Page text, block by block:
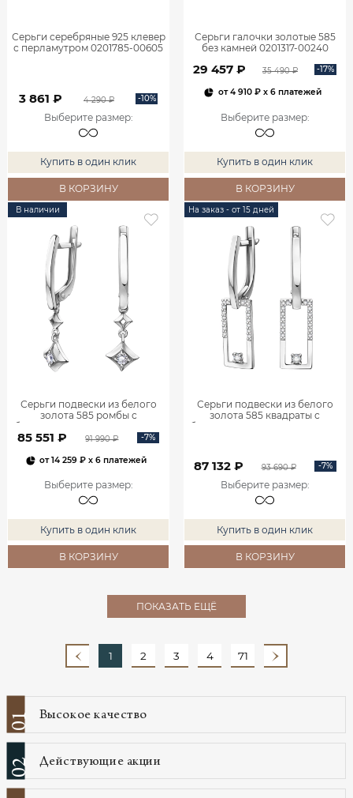
Серьги серебряные 925 клевер
с перламутром 0201785-00605
3 861 ₽ 4 290 ₽ -10%
Выберите размер:
Купить в один клик
В КОРЗИНУ
Серьги галочки золотые 585
без камней 0201317-00240
29 457 ₽ 35 490 ₽ -17%
от4 910 ₽x 6 платежей
Выберите размер:
Купить в один клик
В КОРЗИНУ
В наличии
Серьги подвески из белого
золота 585 ромбы с
бриллиантами 0201935-00002
85 551 ₽ 91 990 ₽ -7%
от14 259 ₽ x 6 платежей
Выберите размер:
Купить в один клик
В КОРЗИНУ
На заказ - от 15 дней
Серьги подвески из белого
золота 585 квадраты с
бриллиантами 0201940-00002
87 132 ₽ 93 690 ₽ -7%
Выберите размер:
Купить в один клик
В КОРЗИНУ
ПОКАЗАТЬ ЕЩЁ
1 2 3 4 71
01 Высокое качество
02 Действующие акции